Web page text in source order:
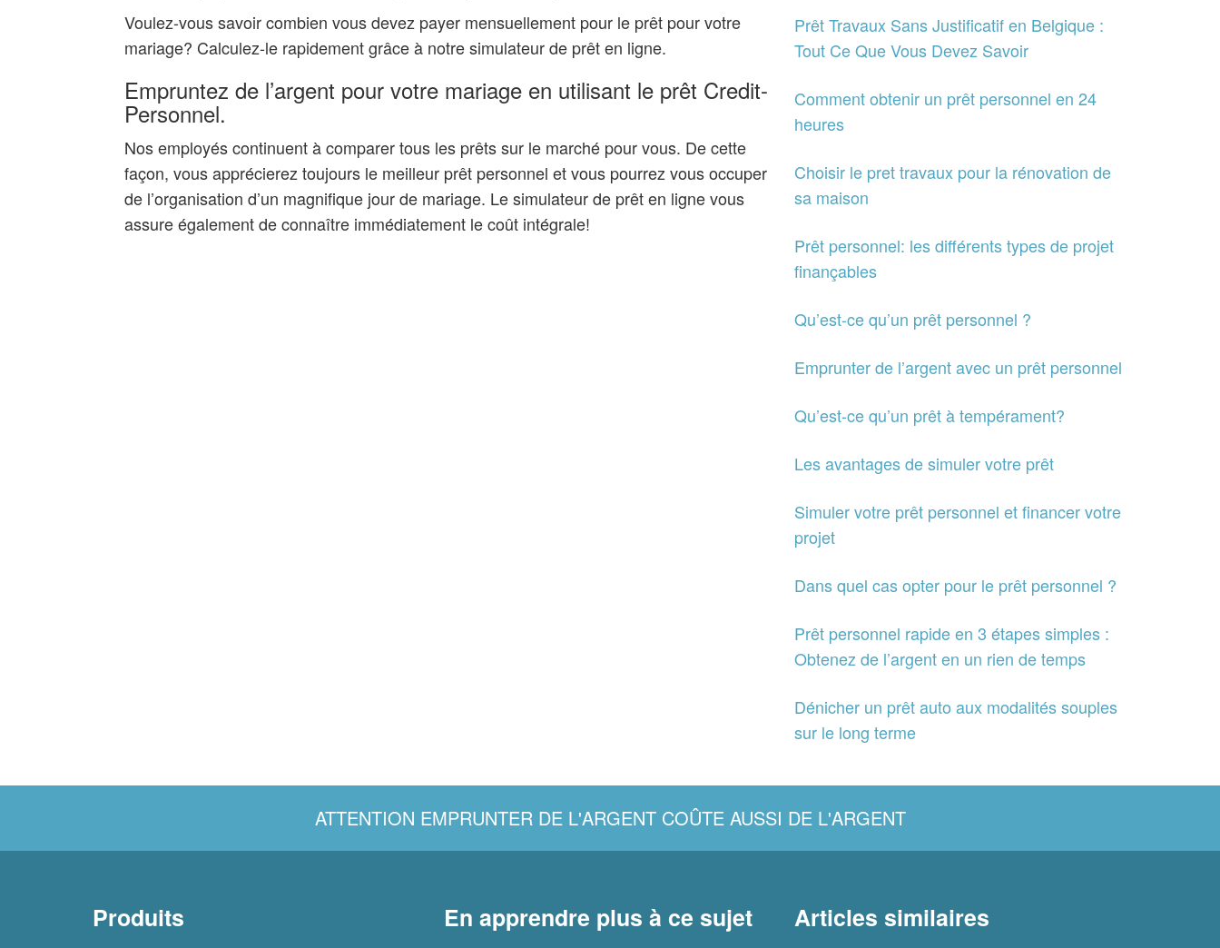
Voulez-vous savoir combien vous devez payer mensuellement pour le prêt pour votre
mariage? Calculez-le rapidement grâce à notre simulateur de prêt en ligne.
Empruntez de l’argent pour votre mariage en utilisant le prêt Credit-
Personnel.
Nos employés continuent à comparer tous les prêts sur le marché pour vous. De cette
façon, vous apprécierez toujours le meilleur prêt personnel et vous pourrez vous occuper
de l’organisation d’un magnifique jour de mariage. Le simulateur de prêt en ligne vous
assure également de connaître immédiatement le coût intégrale!
Prêt Travaux Sans Justificatif en Belgique :
Tout Ce Que Vous Devez Savoir
Comment obtenir un prêt personnel en 24
heures
Choisir le pret travaux pour la rénovation de
sa maison
Prêt personnel: les différents types de projet
finançables
Qu’est-ce qu’un prêt personnel ?
Emprunter de l’argent avec un prêt personnel
Qu’est-ce qu’un prêt à tempérament?
Les avantages de simuler votre prêt
Simuler votre prêt personnel et financer votre
projet
Dans quel cas opter pour le prêt personnel ?
Prêt personnel rapide en 3 étapes simples :
Obtenez de l’argent en un rien de temps
Dénicher un prêt auto aux modalités souples
sur le long terme
ATTENTION EMPRUNTER DE L'ARGENT COÛTE AUSSI DE L'ARGENT
Produits En apprendre plus à ce sujet Articles similaires